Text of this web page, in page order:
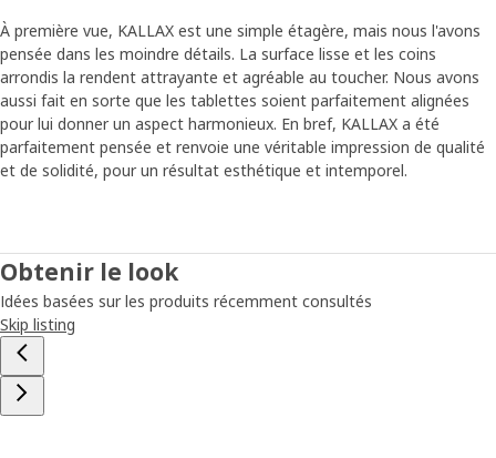
À première vue, KALLAX est une simple étagère, mais nous l'avons
pensée dans les moindre détails. La surface lisse et les coins
arrondis la rendent attrayante et agréable au toucher. Nous avons
aussi fait en sorte que les tablettes soient parfaitement alignées
pour lui donner un aspect harmonieux. En bref, KALLAX a été
parfaitement pensée et renvoie une véritable impression de qualité
et de solidité, pour un résultat esthétique et intemporel.
Obtenir le look
Idées basées sur les produits récemment consultés
Skip listing